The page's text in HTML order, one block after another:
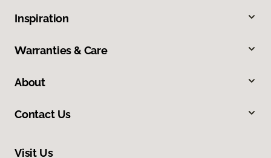
Inspiration
Warranties & Care
About
Contact Us
Visit Us